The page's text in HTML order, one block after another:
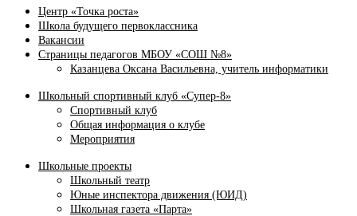
Центр «Точка роста»
Школа будущего первоклассника
Вакансии
Страницы педагогов МБОУ «СОШ №8»
Казанцева Оксана Васильевна, учитель информатики
Школьный спортивный клуб «Супер-8»
Спортивный клуб
Общая информация о клубе
Мероприятия
Школьные проекты
Школьный театр
Юные инспектора движения (ЮИД)
Школьная газета «Парта»